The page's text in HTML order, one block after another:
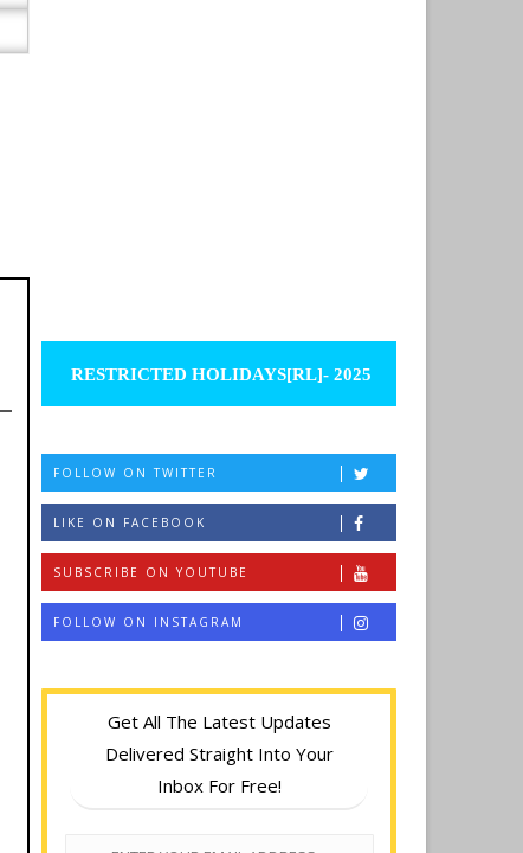
RESTRICTED HOLIDAYS[RL]- 2025
FOLLOW ON TWITTER
LIKE ON FACEBOOK
SUBSCRIBE ON YOUTUBE
FOLLOW ON INSTAGRAM
Get All The Latest Updates
Delivered Straight Into Your
Inbox For Free!